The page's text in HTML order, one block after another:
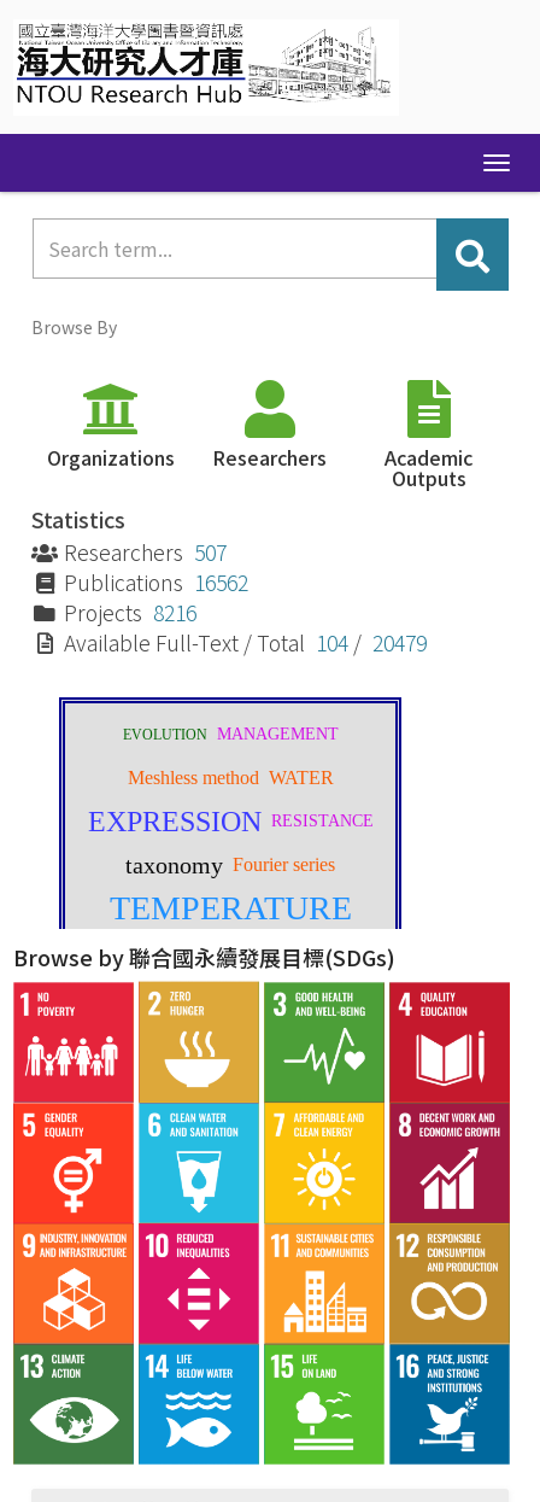
navigation
Browse By
Organizations Researchers Academic
Outputs
Statistics
Researchers 507
Publications 16562
Projects 8216
Available Full-Text / Total 104 / 20479
Browse by 聯合國永續發展目標(SDGs)